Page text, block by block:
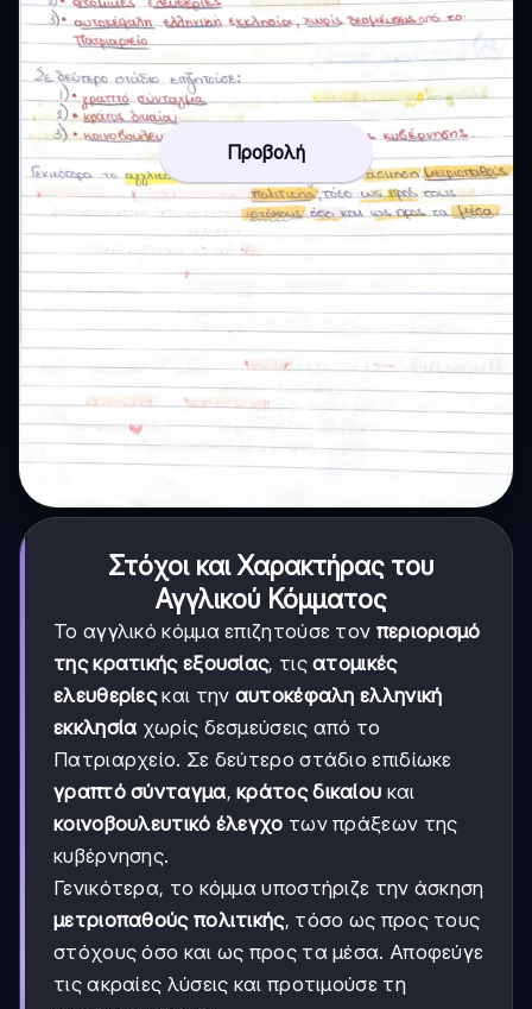
Προβολή
Στόχοι και Χαρακτήρας του
Αγγλικού Κόμματος
Το αγγλικό κόμμα επιζητούσε τον περιορισμό
της κρατικής εξουσίας, τιςατομικές
ελευθερίεςκαι την αυτοκέφαλη ελληνική
εκκλησία χωρίς δεσμεύσεις από το
Πατριαρχείο. Σε δεύτερο στάδιο επιδίωκε
γραπτό σύνταγμα,κράτος δικαίου και
κοινοβουλευτικό έλεγχο των πράξεων της
κυβέρνησης.
Γενικότερα, το κόμμα υποστήριζε την άσκηση
μετριοπαθούς πολιτικής, τόσο ως προς τους
στόχους όσο και ως προς τα μέσα. Αποφεύγε
τις ακραίες λύσεις και προτιμούσε τη